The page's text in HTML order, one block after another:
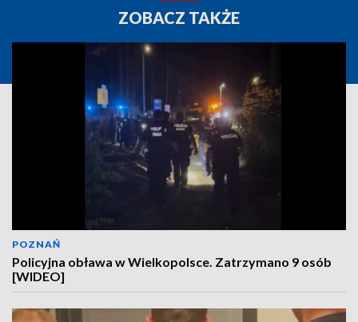
ZOBACZ TAKŻE
POZNAŃ
Policyjna obława w Wielkopolsce. Zatrzymano 9 osób
[WIDEO]